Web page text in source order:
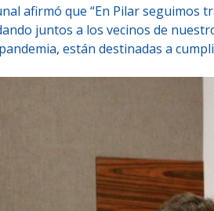
afirmó que “En Pilar seguimos
juntos a los vecinos de
están destinadas a